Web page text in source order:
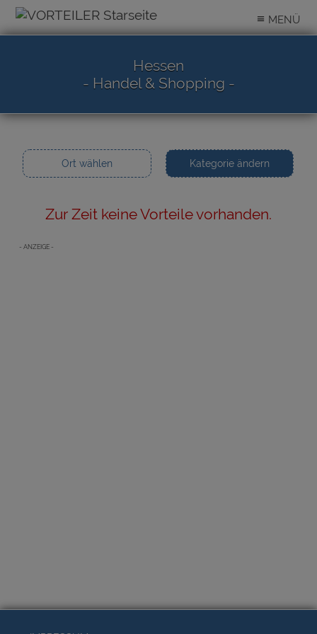
≡ MENÜ
Hessen
- Handel & Shopping -
Ort wählen Kategorie ändern
Zur Zeit keine Vorteile vorhanden.
- ANZEIGE -